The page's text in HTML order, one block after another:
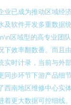
已成为推动区域
软件开发多重数据
区域型的高专业团
下效率翻数番。而
时计录，当前与外
步环节下游产品细
南地区维修中心
着更大数据可控细